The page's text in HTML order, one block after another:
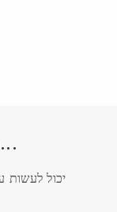
וכל כך הרבה יותר...